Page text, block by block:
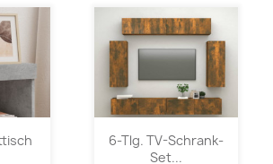
6-Tlg. TV-Schrank-
Set...